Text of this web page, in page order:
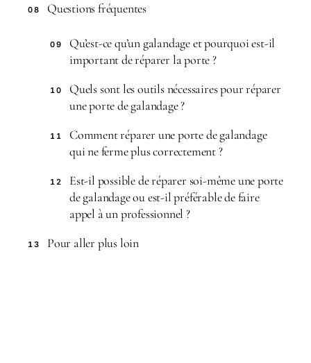
08 Questions fréquentes
09
Qu’est-ce qu’un galandage et pourquoi est-il
important de réparer la porte ?
10
Quels sont les outils nécessaires pour réparer
une porte de galandage ?
11
Comment réparer une porte de galandage
qui ne ferme plus correctement ?
12
Est-il possible de réparer soi-même une porte
de galandage ou est-il préférable de faire
appel à un professionnel ?
13 Pour aller plus loin